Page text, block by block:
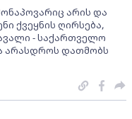
არის და
ქვეყნის ღირსება,
- საქართველო
არასდროს დათმობს